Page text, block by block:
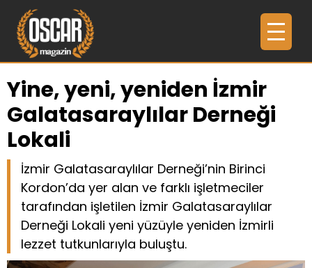
Yine, yeni, yeniden İzmir
Galatasaraylılar Derneği
Lokali
İzmir Galatasaraylılar Derneği’nin Birinci
Kordon’da yer alan ve farklı işletmeciler
tarafından işletilen İzmir Galatasaraylılar
Derneği Lokali yeni yüzüyle yeniden İzmirli
lezzet tutkunlarıyla buluştu.